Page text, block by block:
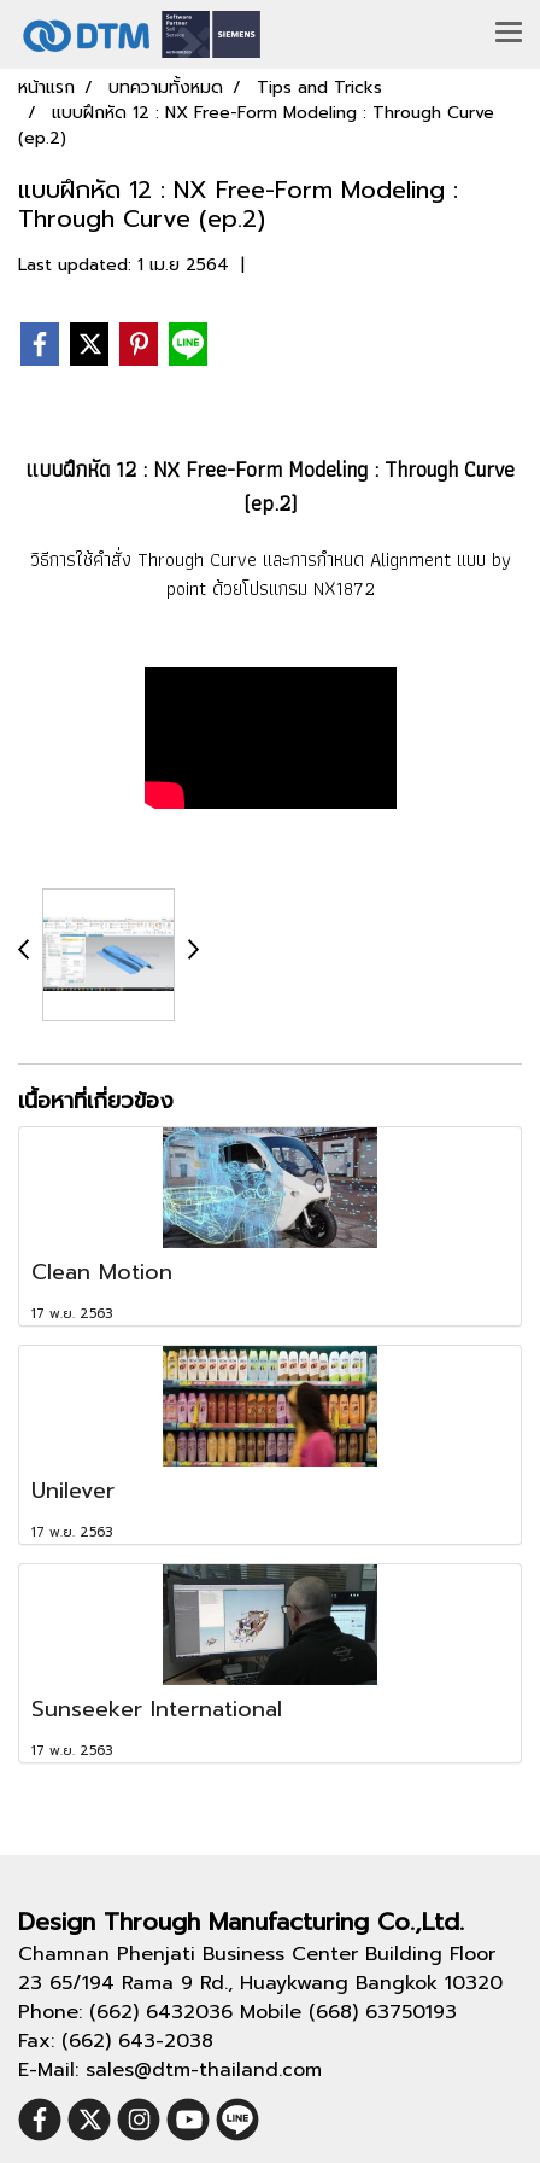
หน้าแรก บทความทั้งหมด
Tips and Tricks
แบบฝึกหัด 12 : NX Free-Form Modeling : Through Curve
(ep.2)
แบบฝึกหัด 12 : NX Free-Form Modeling :
Through Curve (ep.2)
Last updated: 1 เม.ย 2564 |
แบบฝึกหัด 12 : NX Free-Form Modeling : Through Curve
(ep.2)
วิธีการใช้คำสั่ง Through Curve และการกำหนด Alignment แบบ by
point ด้วยโปรแกรม NX1872
เนื้อหาที่เกี่ยวข้อง
Clean Motion
17 พ.ย. 2563
Unilever
17 พ.ย. 2563
Sunseeker International
17 พ.ย. 2563
Design Through Manufacturing Co.,Ltd.
Chamnan Phenjati Business Center Building Floor
23 65/194 Rama 9 Rd., Huaykwang Bangkok 10320
Phone: (662) 6432036 Mobile (668) 63750193
Fax: (662) 643-2038
E-Mail: sales@dtm-thailand.com